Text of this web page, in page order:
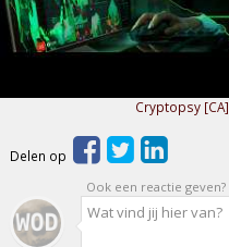
Cryptopsy [CA]
Delen op
Ook een reactie geven?